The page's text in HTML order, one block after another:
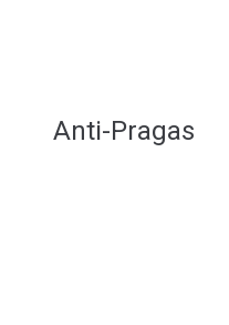
Anti-Pragas